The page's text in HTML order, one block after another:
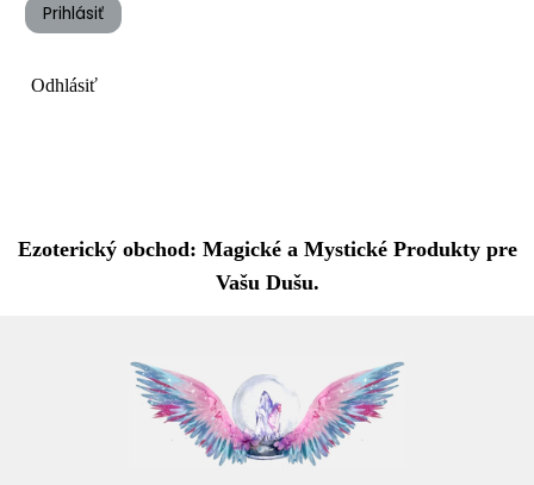
Prihlásiť
Odhlásiť
Ezoterický obchod: Magické a Mystické Produkty pre
Vašu Dušu.